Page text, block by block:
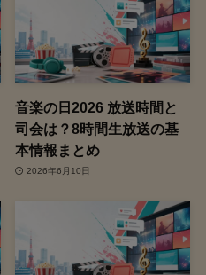
音楽の日2026 放送時間と
司会は？8時間生放送の基
本情報まとめ
2026年6月10日